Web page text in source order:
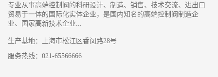
专业从事高端控制阀的科研设计、制造、销售、技术交流、进出口
贸易于一体的国际化实体企业，是国内知名的高端控制阀制造企
业、国家高新技术企业...
生产基地：上海市松江区香闵路28号
服务热线：021-65566666